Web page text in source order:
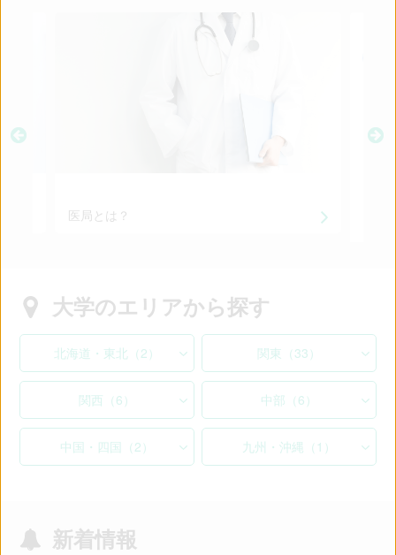
医局とは？
大学のエリアから探す
北海道・東北（2） 関東（33）
関西（6） 中部（6）
中国・四国（2） 九州・沖縄（1）
新着情報